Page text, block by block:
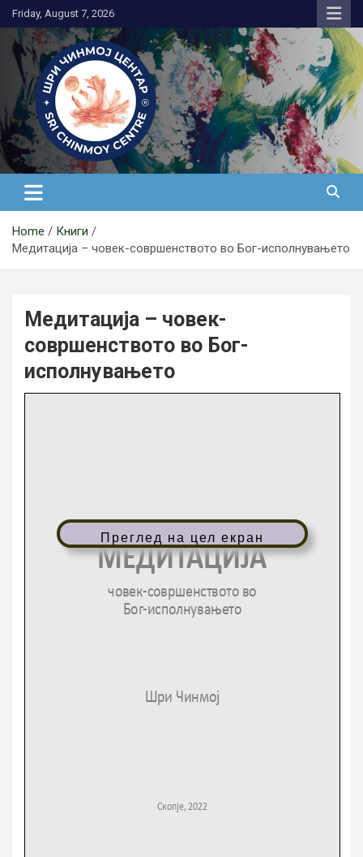
Skip
to
content
Friday, August 7, 2026
Медитација
Home
Книги
Медитација – човек-совршенството во Бог-исполнувањето
Медитација – човек-
совршенството во Бог-
исполнувањето
Преглед на цел екран